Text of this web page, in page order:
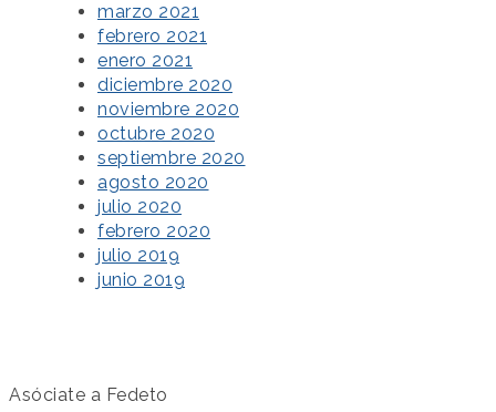
marzo 2021
febrero 2021
enero 2021
diciembre 2020
noviembre 2020
octubre 2020
septiembre 2020
agosto 2020
julio 2020
febrero 2020
julio 2019
junio 2019
Asóciate a Fedeto